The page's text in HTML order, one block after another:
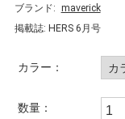
s
t
a
ブランド: maverick
掲載誌: HERS 6月号
カラー：
数量：